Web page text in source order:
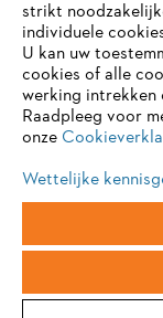
Cookie-
ANDREAS STIHL
België/Belgique
VAT Number: BE
Je gebruikt een
onze website
je overschakelt
firefox
safari
strikt
individuele
U kan uw
cookies of alle
werking intrekken
Raadpleeg voor
onze
Wettelijke